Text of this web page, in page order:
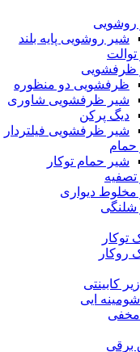
روشویی
شیر روشویی پایه بلند
ظرفشویی
ظرفشویی دو منظوره
شیر ظرفشویی شاوری
دیگ پرکن
شیر ظرفشویی فیلتردار
حمام
شیر حمام توکار
دیواری
شلنگی
توکار
روکار
كابینتی
ایی
مخفى
برقى